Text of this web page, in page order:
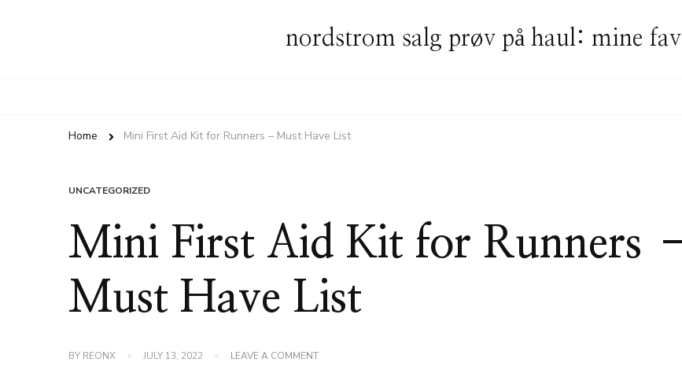
nordstrom salg prøv på haul: mine
Home Mini First Aid Kit for Runners – Must Have List
UNCATEGORIZED
Mini First Aid Kit for Runners
Must Have List
BY REONX JULY 13, 2022 LEAVE A COMMENTON